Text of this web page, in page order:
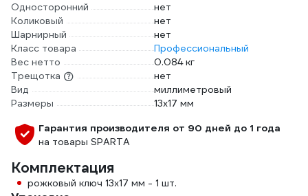
Односторонний
нет
Коликовый
нет
Шарнирный
нет
Класс товара
Профессиональный
Вес нетто
0.084 кг
Трещотка
нет
Вид
миллиметровый
Размеры
13х17 мм
Гарантия производителя от 90 дней до 1 года
на товары SPARTA
Комплектация
рожковый ключ 13х17 мм - 1 шт.